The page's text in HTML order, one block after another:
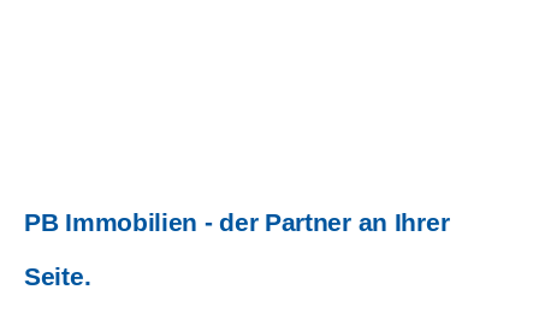
PB Immobilien - der Partner an Ihrer
Seite.